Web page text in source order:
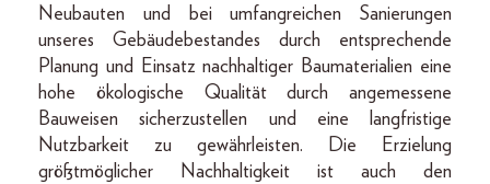
Neubauten und bei umfangreichen Sanierungen
unseres Gebäudebestandes durch entsprechende
Planung und Einsatz nachhaltiger Baumaterialien eine
hohe ökologische Qualität durch angemessene
Bauweisen sicherzustellen und eine langfristige
Nutzbarkeit zu gewährleisten. Die Erzielung
größtmöglicher Nachhaltigkeit ist auch den